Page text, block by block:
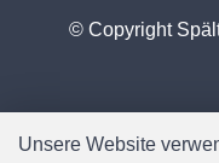
© Copyright
Unsere Website